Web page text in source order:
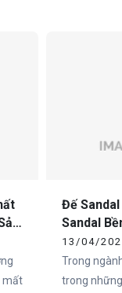
mất
Đế
Sandal
Cho
13/04/
Trong
trong